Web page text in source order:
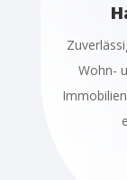
Wohn-